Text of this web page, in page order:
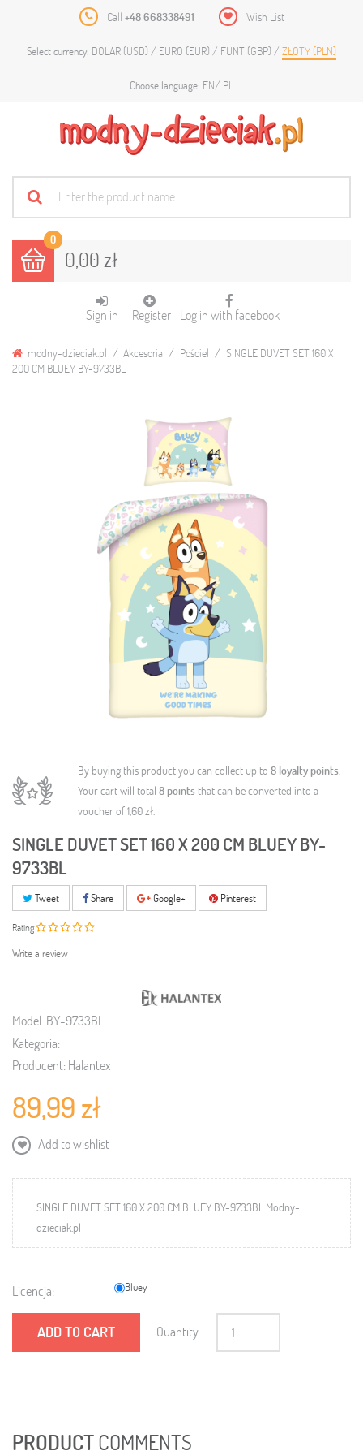
Call +48 668338491 Wish List
Select currency: DOLAR (USD) EURO (EUR) FUNT (GBP) ZŁOTY (PLN)
Choose language: EN PL
0
0,00 zł
Sign in Register Log in with facebook
modny-dzieciak.pl Akcesoria Pościel
SINGLE DUVET SET 160 X
200 CM BLUEY BY-9733BL
By buying this product you can collect up to 8 loyalty points.
Your cart will total 8points that can be converted into a
voucher of1,60 zł.
SINGLE DUVET SET 160 X 200 CM BLUEY BY-
9733BL
Tweet Share Google+ Pinterest
Rating
Write a review
Model: BY-9733BL
Kategoria:
Producent: Halantex
89,99 zł
Add to wishlist
SINGLE DUVET SET 160 X 200 CM BLUEY BY-9733BL Modny-
dzieciak.pl
Licencja: Bluey
ADD TO CART Quantity:
PRODUCTCOMMENTS